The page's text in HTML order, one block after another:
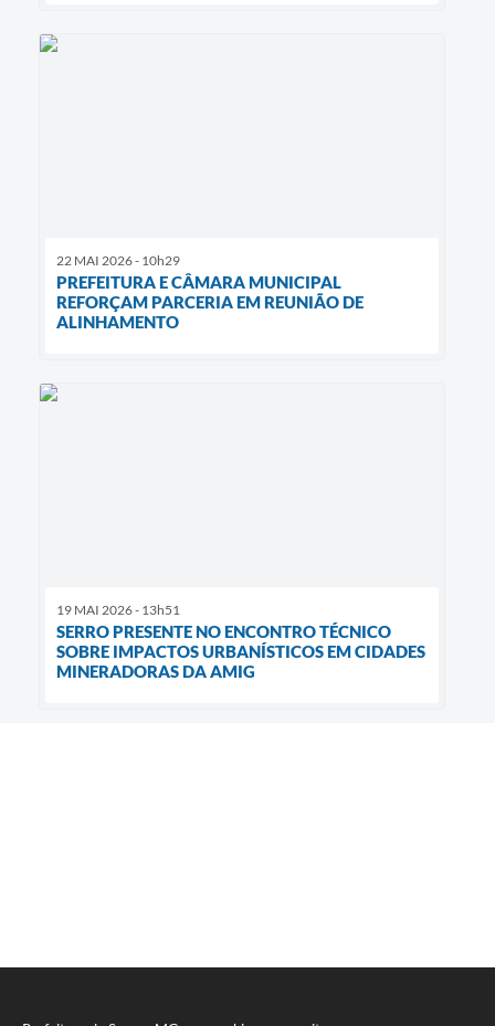
22 MAI 2026 - 10h29
PREFEITURA E CÂMARA MUNICIPAL
REFORÇAM PARCERIA EM REUNIÃO DE
ALINHAMENTO
19 MAI 2026 - 13h51
SERRO PRESENTE NO ENCONTRO TÉCNICO
SOBRE IMPACTOS URBANÍSTICOS EM CIDADES
MINERADORAS DA AMIG